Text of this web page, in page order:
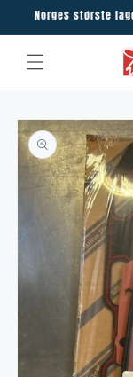
Skip to
Norges største
Skip to
product
information